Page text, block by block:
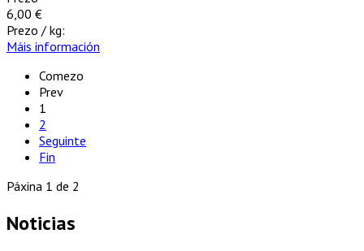
6,00 €
Prezo / kg:
Máis información
Comezo
Prev
1
2
Seguinte
Fin
Páxina 1 de 2
Noticias